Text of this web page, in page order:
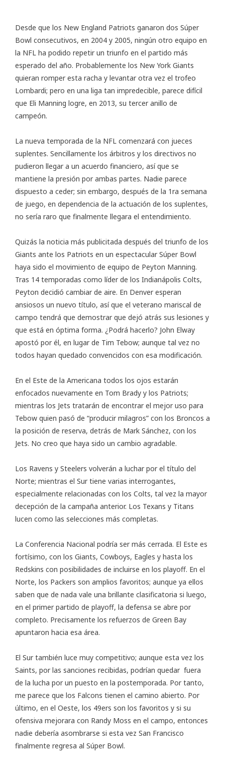
Desde que los New England Patriots ganaron dos Súper
Bowl consecutivos, en 2004 y 2005, ningún otro equipo en
la NFL ha podido repetir un triunfo en el partido más
esperado del año. Probablemente los New York Giants
quieran romper esta racha y levantar otra vez el trofeo
Lombardi; pero en una liga tan impredecible, parece difícil
que Eli Manning logre, en 2013, su tercer anillo de
campeón.
La nueva temporada de la NFL comenzará con jueces
suplentes. Sencillamente los árbitros y los directivos no
pudieron llegar a un acuerdo financiero, así que se
mantiene la presión por ambas partes. Nadie parece
dispuesto a ceder; sin embargo, después de la 1ra semana
de juego, en dependencia de la actuación de los suplentes,
no sería raro que finalmente llegara el entendimiento.
Quizás la noticia más publicitada después del triunfo de los
Giants ante los Patriots en un espectacular Súper Bowl
haya sido el movimiento de equipo de Peyton Manning.
Tras 14 temporadas como líder de los Indianápolis Colts,
Peyton decidió cambiar de aire. En Denver esperan
ansiosos un nuevo título, así que el veterano mariscal de
campo tendrá que demostrar que dejó atrás sus lesiones y
que está en óptima forma. ¿Podrá hacerlo? John Elway
apostó por él, en lugar de Tim Tebow; aunque tal vez no
todos hayan quedado convencidos con esa modificación.
En el Este de la Americana todos los ojos estarán
enfocados nuevamente en Tom Brady y los Patriots;
mientras los Jets tratarán de encontrar el mejor uso para
Tebow quien pasó de “producir milagros” con los Broncos a
la posición de reserva, detrás de Mark Sánchez, con los
Jets. No creo que haya sido un cambio agradable.
Los Ravens y Steelers volverán a luchar por el título del
Norte; mientras el Sur tiene varias interrogantes,
especialmente relacionadas con los Colts, tal vez la mayor
decepción de la campaña anterior. Los Texans y Titans
lucen como las selecciones más completas.
La Conferencia Nacional podría ser más cerrada. El Este es
fortísimo, con los Giants, Cowboys, Eagles y hasta los
Redskins con posibilidades de incluirse en los playoff. En el
Norte, los Packers son amplios favoritos; aunque ya ellos
saben que de nada vale una brillante clasificatoria si luego,
en el primer partido de playoff, la defensa se abre por
completo. Precisamente los refuerzos de Green Bay
apuntaron hacia esa área.
El Sur también luce muy competitivo; aunque esta vez los
Saints, por las sanciones recibidas, podrían quedar fuera
de la lucha por un puesto en la postemporada. Por tanto,
me parece que los Falcons tienen el camino abierto. Por
último, en el Oeste, los 49ers son los favoritos y si su
ofensiva mejorara con Randy Moss en el campo, entonces
nadie debería asombrarse si esta vez San Francisco
finalmente regresa al Súper Bowl.